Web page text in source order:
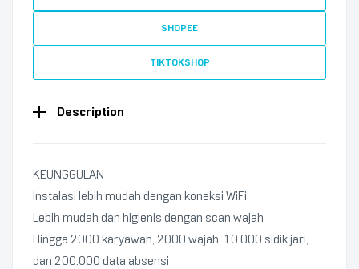
SHOPEE
TIKTOKSHOP
Description
KEUNGGULAN
Instalasi lebih mudah dengan koneksi WiFi
Lebih mudah dan higienis dengan scan wajah
Hingga 2000 karyawan, 2000 wajah, 10.000 sidik jari,
dan 200.000 data absensi